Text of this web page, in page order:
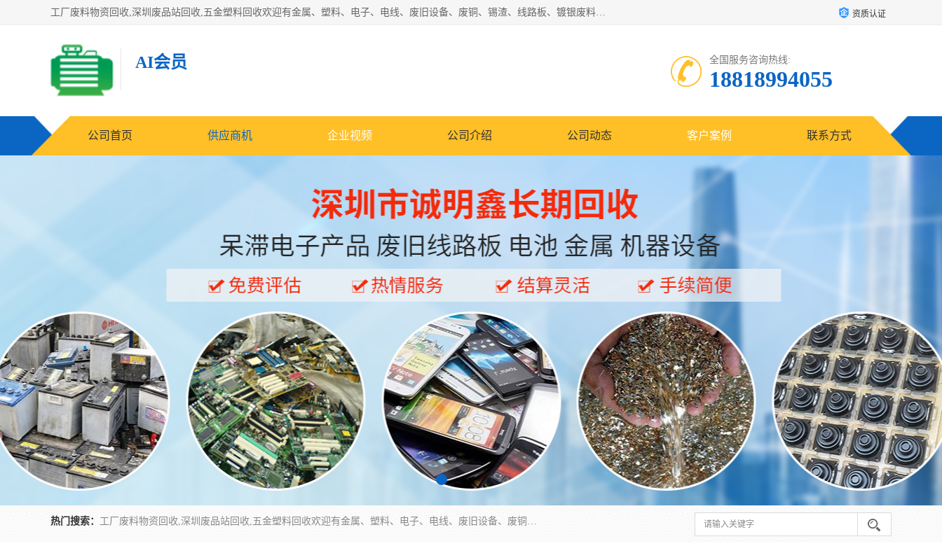
工厂废料物资回收,深圳废品站回收,五金塑料回收欢迎有金属、塑料、电子、电线、废旧设备、废铜、锡渣、线路板、镀银废料、废IC、电子零件、电子脚，等其他废旧物资的单位及个人联系洽谈。对提供息者我们可以提供优厚的业务提成（佣金）。 资质认证
AI会员 全国服务咨询热线:
18818994055
公司首页 供应商机 企业视频 公司介绍 公司动态 客户案例 联系方式
热门搜索： 工厂废料物资回收,深圳废品站回收,五金塑料回收欢迎有金属、塑料、电子、电线、废旧设备、废铜、锡渣、线路板、镀银废料、废IC、电子零件、电子脚，等其他废旧物资的单位及个人联系洽谈。对提供息者我们可以提供优厚的业务提成（佣金）。